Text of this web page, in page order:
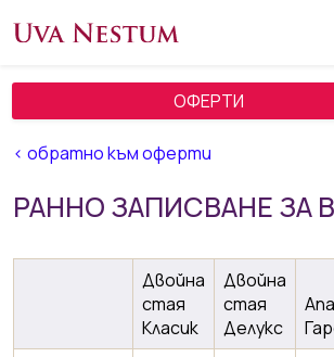
ОФЕРТИ
< обратно към оферти
РАННО ЗАПИСВАНЕ ЗА
Двойна
стая
Класик
Двойна
стая
Делукс